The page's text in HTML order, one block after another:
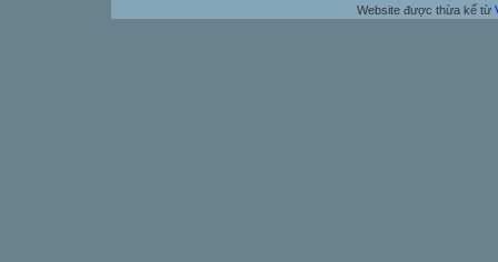
Website được thừa kế từ